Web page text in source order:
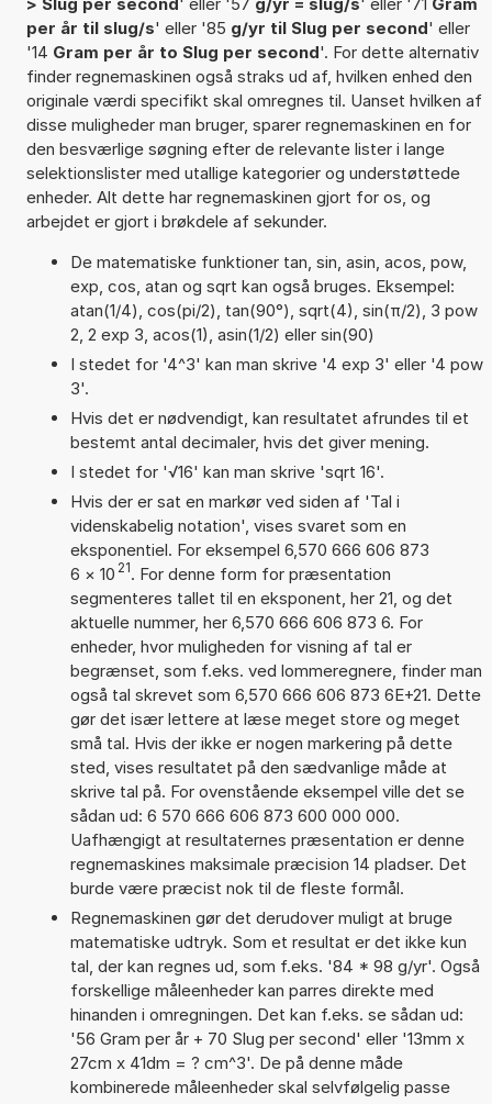
per år til slug/s' eller '85 g/yr til Slug per second' eller
'14 Gram per år to Slug per second'. For dette alternativ
finder regnemaskinen også straks ud af, hvilken enhed den
originale værdi specifikt skal omregnes til. Uanset hvilken af
disse muligheder man bruger, sparer regnemaskinen en for
den besværlige søgning efter de relevante lister i lange
selektionslister med utallige kategorier og understøttede
enheder. Alt dette har regnemaskinen gjort for os, og
arbejdet er gjort i brøkdele af sekunder.
De matematiske funktioner tan, sin, asin, acos, pow,
exp, cos, atan og sqrt kan også bruges. Eksempel:
atan(1/4), cos(pi/2), tan(90°), sqrt(4), sin(π/2), 3 pow
2, 2 exp 3, acos(1), asin(1/2) eller sin(90)
I stedet for '4^3' kan man skrive '4 exp 3' eller '4 pow
3'.
Hvis det er nødvendigt, kan resultatet afrundes til et
bestemt antal decimaler, hvis det giver mening.
I stedet for '√16' kan man skrive 'sqrt 16'.
Hvis der er sat en markør ved siden af 'Tal i
videnskabelig notation', vises svaret som en
eksponentiel. For eksempel 6,570 666 606 873
6 × 10 21. For denne form for præsentation
segmenteres tallet til en eksponent, her 21, og det
aktuelle nummer, her 6,570 666 606 873 6. For
enheder, hvor muligheden for visning af tal er
begrænset, som f.eks. ved lommeregnere, finder man
også tal skrevet som 6,570 666 606 873 6E+21. Dette
gør det især lettere at læse meget store og meget
små tal. Hvis der ikke er nogen markering på dette
sted, vises resultatet på den sædvanlige måde at
skrive tal på. For ovenstående eksempel ville det se
sådan ud: 6 570 666 606 873 600 000 000.
Uafhængigt at resultaternes præsentation er denne
regnemaskines maksimale præcision 14 pladser. Det
burde være præcist nok til de fleste formål.
Regnemaskinen gør det derudover muligt at bruge
matematiske udtryk. Som et resultat er det ikke kun
tal, der kan regnes ud, som f.eks. '84 * 98 g/yr'. Også
forskellige måleenheder kan parres direkte med
hinanden i omregningen. Det kan f.eks. se sådan ud:
'56 Gram per år + 70 Slug per second' eller '13mm x
27cm x 41dm = ? cm^3'. De på denne måde
kombinerede måleenheder skal selvfølgelig passe